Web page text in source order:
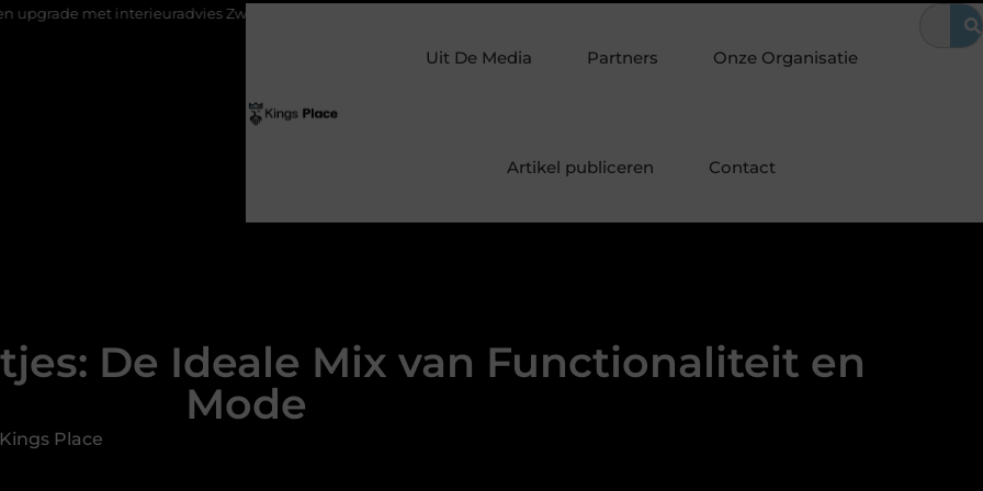
Zwolle Nieuw verhuisd naar Laren? Waarom het vervangen van je sloten een slimme eerste stap is Kies de
Uit De Media Partners Onze Organisatie
Artikel publiceren Contact
De Ideale Mix van Functionaliteit en
Mode
Place